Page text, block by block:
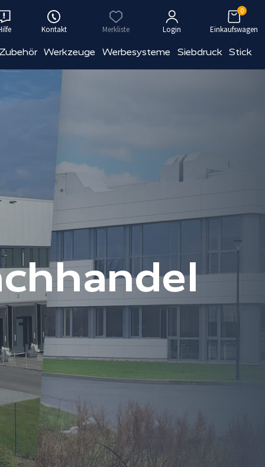
Kontakt Merkliste Login Einkaufswagen
0
Werkzeuge Werbesysteme Siebdruck Stick